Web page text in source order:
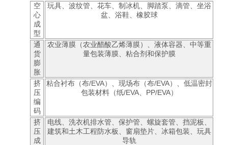
空
心
成
型
玩具、波纹管、花车、制冰机、脚踏泵、滴管、坐浴
盆、浴鞋、橡胶球
通
货
膨
胀
农业薄膜（农业醋酸乙烯薄膜）、液体容器、中等重
量包装薄膜、粘合剂和保护膜
挤
压
编
码
粘合衬布（布/EVA）、现场布（布/EVA）、低温密封
包装材料（纸/EVA、PP/EVA）
挤
压
成
电线、洗衣机排水管、保护管、螺旋套管、挡泥板、
建筑和土木工程防水板、窗扇垫片、冰箱包装、玩具
导轨